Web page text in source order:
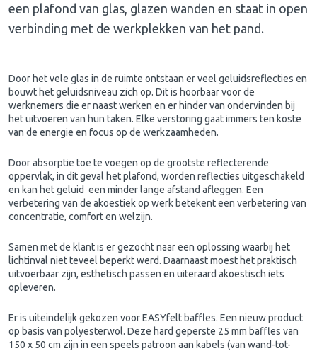
een plafond van glas, glazen wanden en staat in open
verbinding met de werkplekken van het pand.
Door het vele glas in de ruimte ontstaan er veel geluidsreflecties en
bouwt het geluidsniveau zich op. Dit is hoorbaar voor de
werknemers die er naast werken en er hinder van ondervinden bij
het uitvoeren van hun taken. Elke verstoring gaat immers ten koste
van de energie en focus op de werkzaamheden.
Door absorptie toe te voegen op de grootste reflecterende
oppervlak, in dit geval het plafond, worden reflecties uitgeschakeld
en kan het geluid een minder lange afstand afleggen. Een
verbetering van de akoestiek op werk betekent een verbetering van
concentratie, comfort en welzijn.
Samen met de klant is er gezocht naar een oplossing waarbij het
lichtinval niet teveel beperkt werd. Daarnaast moest het praktisch
uitvoerbaar zijn, esthetisch passen en uiteraard akoestisch iets
opleveren.
Er is uiteindelijk gekozen voor EASYfelt baffles. Een nieuw product
op basis van polyesterwol. Deze hard geperste 25 mm baffles van
150 x 50 cm zijn in een speels patroon aan kabels (van wand-tot-